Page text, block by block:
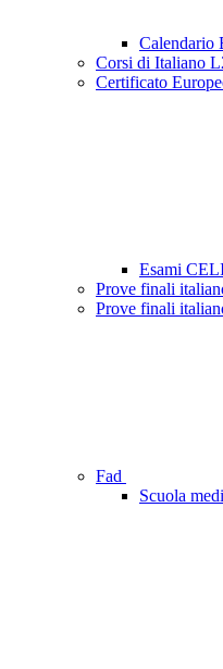
Calendario
Corsi di Italiano
Certificato
Esami
Prove finali
Prove finali
Fad
Scuola